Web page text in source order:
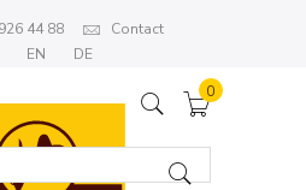
44 88
Contact
EN DE